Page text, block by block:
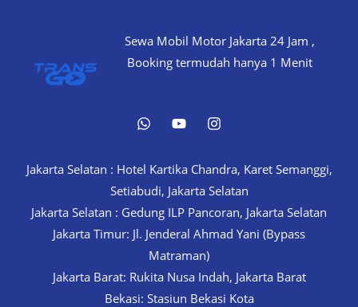
Sewa Mobil Motor Jakarta 24 Jam ,
Booking termudah hanya 1 Menit
Jakarta Selatan : Hotel Kartika Chandra, Karet Semanggi,
Setiabudi, Jakarta Selatan
Jakarta Selatan : Gedung ILP Pancoran, Jakarta Selatan
Jakarta Timur: Jl. Jenderal Ahmad Yani (Bypass
Matraman)
Jakarta Barat: Rukita Nusa Indah, Jakarta Barat
Bekasi: Stasiun Bekasi Kota